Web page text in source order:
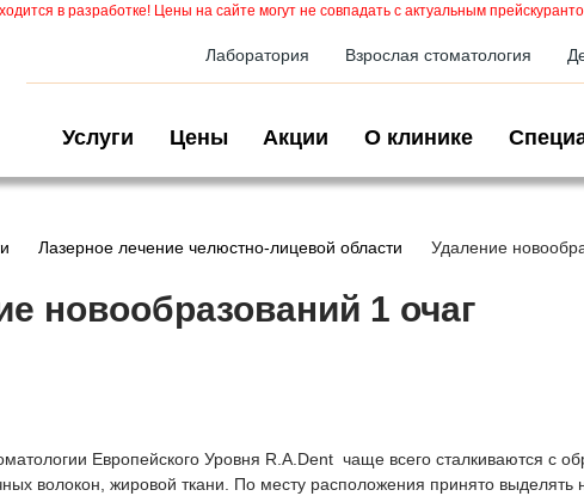
в разработке! Цены на сайте могут не совпадать с актуальным
Лаборатория Взрослая стоматология
Услуги Цены Акции О клинике
Лазерное лечение челюстно-лицевой области Удаление
новообразований 1 очаг
Европейского Уровня R.A.Dent чаще всего сталкиваются с
волокон, жировой ткани. По месту расположения принято выделять